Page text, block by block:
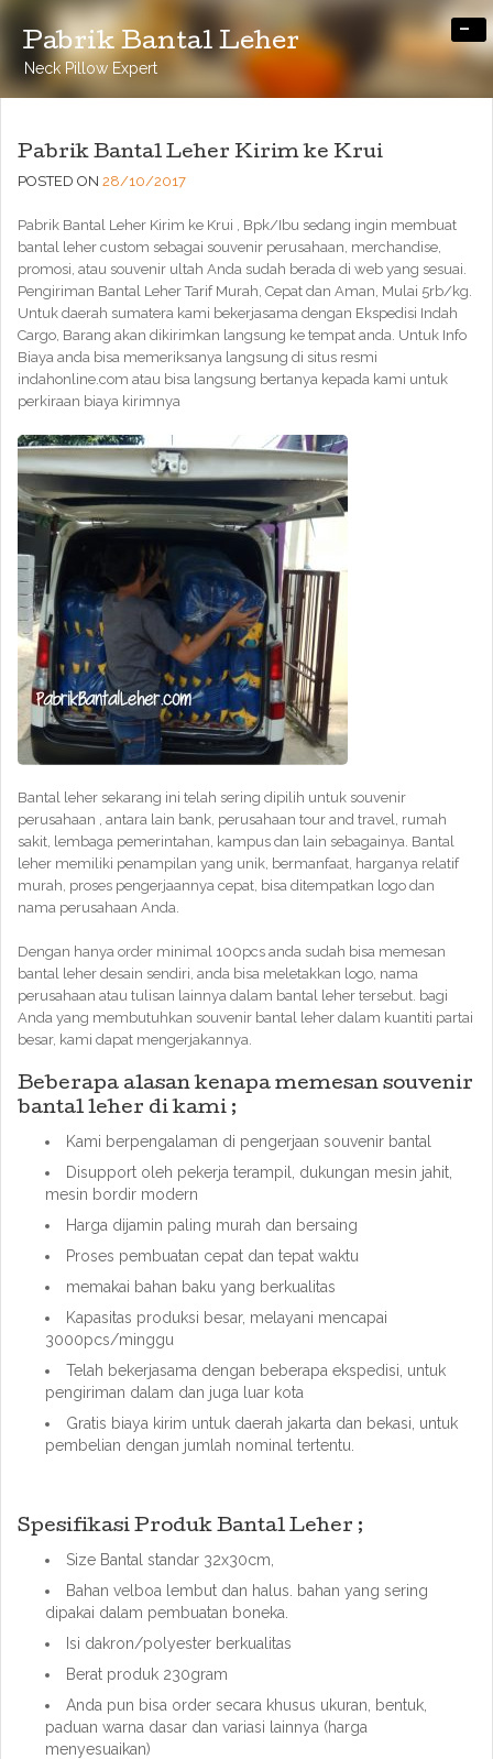
Pabrik Bantal Leher
Neck Pillow Expert
-
Pabrik Bantal Leher Kirim ke Krui
POSTED ON 28/10/2017
Pabrik Bantal Leher Kirim ke Krui , Bpk/Ibu sedang ingin membuat
bantal leher custom sebagai souvenir perusahaan, merchandise,
promosi, atau souvenir ultah Anda sudah berada di web yang sesuai.
Pengiriman Bantal Leher Tarif Murah, Cepat dan Aman, Mulai 5rb/kg.
Untuk daerah sumatera kami bekerjasama dengan Ekspedisi Indah
Cargo, Barang akan dikirimkan langsung ke tempat anda. Untuk Info
Biaya anda bisa memeriksanya langsung di situs resmi
indahonline.com atau bisa langsung bertanya kepada kami untuk
perkiraan biaya kirimnya
Bantal leher sekarang ini telah sering dipilih untuk souvenir
perusahaan , antara lain bank, perusahaan tour and travel, rumah
sakit, lembaga pemerintahan, kampus dan lain sebagainya. Bantal
leher memiliki penampilan yang unik, bermanfaat, harganya relatif
murah, proses pengerjaannya cepat, bisa ditempatkan logo dan
nama perusahaan Anda.
Dengan hanya order minimal 100pcs anda sudah bisa memesan
bantal leher desain sendiri, anda bisa meletakkan logo, nama
perusahaan atau tulisan lainnya dalam bantal leher tersebut. bagi
Anda yang membutuhkan souvenir bantal leher dalam kuantiti partai
besar, kami dapat mengerjakannya.
Beberapa alasan kenapa memesan souvenir
bantal leher di kami ;
Kami berpengalaman di pengerjaan souvenir bantal
Disupport oleh pekerja terampil, dukungan mesin jahit,
mesin bordir modern
Harga dijamin paling murah dan bersaing
Proses pembuatan cepat dan tepat waktu
memakai bahan baku yang berkualitas
Kapasitas produksi besar, melayani mencapai
3000pcs/minggu
Telah bekerjasama dengan beberapa ekspedisi, untuk
pengiriman dalam dan juga luar kota
Gratis biaya kirim untuk daerah jakarta dan bekasi, untuk
pembelian dengan jumlah nominal tertentu.
Spesifikasi Produk Bantal Leher ;
Size Bantal standar 32x30cm,
Bahan velboa lembut dan halus. bahan yang sering
dipakai dalam pembuatan boneka.
Isi dakron/polyester berkualitas
Berat produk 230gram
Anda pun bisa order secara khusus ukuran, bentuk,
paduan warna dasar dan variasi lainnya (harga
menyesuaikan)